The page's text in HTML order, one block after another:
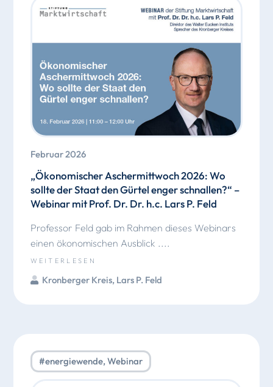
Februar 2026
„Ökonomischer Aschermittwoch 2026: Wo
sollte der Staat den Gürtel enger schnallen?“ –
Webinar mit Prof. Dr. Dr. h.c. Lars P. Feld
Professor Feld gab im Rahmen dieses Webinars
einen ökonomischen Ausblick ....
WEITERLESEN
Kronberger Kreis, Lars P. Feld
#energiewende,Webinar